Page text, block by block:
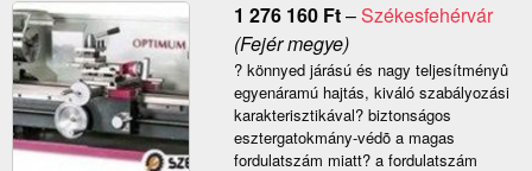
1 276 160 Ft–Székesfehérvár
(Fejér megye)
? könnyed járású és nagy teljesítményû
egyenáramú hajtás, kiváló szabályozási
karakterisztikával? biztonságos
esztergatokmány-védõ a magas
fordulatszám miatt? a fordulatszám